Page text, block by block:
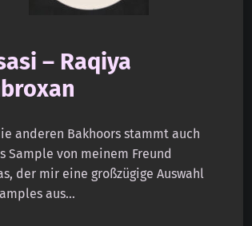
– Raqiya
anderen Bakhoors stammt auch
Sample von meinem Freund
der mir eine großzügige Auswahl
aus…